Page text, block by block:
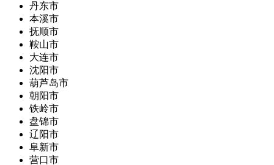
丹东市
本溪市
抚顺市
鞍山市
大连市
沈阳市
葫芦岛市
朝阳市
铁岭市
盘锦市
辽阳市
阜新市
营口市